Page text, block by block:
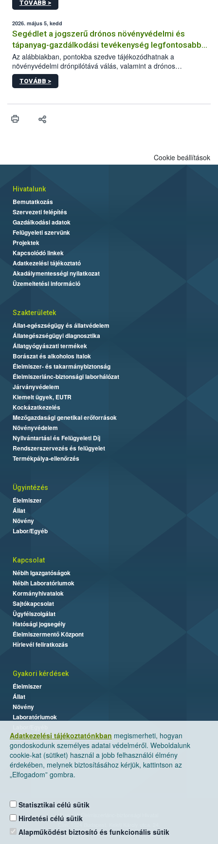
végezni Magyarországon. Az összefoglaló részletesen
műszaki és hatósági feltételek.
TOVÁBB >
2026. május 5, kedd
Segédlet a jogszerű drónos növényvédelmi és
tápanyag-gazdálkodási tevékenység legfontosabb
feltételeiről
Az alábbiakban, pontokba szedve tájékozódhatnak a
növényvédelmi drónpilótává válás, valamint a drónos
növényvédelmi és tápanyag-gazdálkodási tevékenység
végzésének legfontosabb feltételeiről*.
TOVÁBB >
Adatkezelési tájékoztatónkban megismerheti, hogyan
gondoskodunk személyes adatai védelméről. Weboldalunk
cookie-kat (sütiket) használ a jobb felhasználói élmény
érdekében, melynek biztosításához kérjük, kattintson az
„Elfogadom” gombra.
Statisztikai célú sütik
Hirdetési célú sütik
Alapműködést biztosító és funkcionális sütik
Cookie beállítások
Hivatalunk
Bemutatkozás
Szervezeti felépítés
Gazdálkodási adatok
Felügyeleti szervünk
Projektek
Kapcsolódó linkek
Adatkezelési tájékoztató
Akadálymentességi nyilatkozat
Üzemeltetési információ
Szakterületek
Állat-egészségügy és állatvédelem
Állategészségügyi diagnosztika
Állatgyógyászati termékek
Borászat és alkoholos italok
Élelmiszer- és takarmánybiztonság
Élelmiszerlánc-biztonsági laborhálózat
Járványvédelem
Kiemelt ügyek, EUTR
Kockázatkezelés
Mezőgazdasági genetikai erőforrások
Növényvédelem
Nyilvántartási és Felügyeleti Díj
Rendszerszervezés és felügyelet
Termékpálya-ellenőrzés
Ügyintézés
Élelmiszer
Állat
Növény
Labor/Egyéb
Kapcsolat
Nébih Igazgatóságok
Nébih Laboratóriumok
Kormányhivatalok
Sajtókapcsolat
Ügyfélszolgálat
Hatósági jogsegély
Élelmiszermentő Központ
Hírlevél feliratkozás
Gyakori kérdések
Élelmiszer
Állat
Növény
Laboratóriumok
Nemzeti Élelmiszerlánc-biztonsági Hivatal
Levelezési cím: 1525 Budapest. Pf. 30.